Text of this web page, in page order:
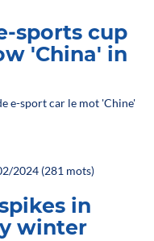
sports cup
'China' in
e-sport car le mot 'Chine'
2024 (281 mots)
in
winter